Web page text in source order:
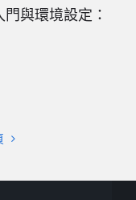
與環境設定：